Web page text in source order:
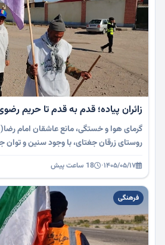
زائران پیاده؛ قدم به قدم تا حریم
گرمای هوا و خستگی، مانع عاشقان امام
روستای زرقان جغتای، با وجود سنین و
۱۴۰۵/۰۵/۱۷· 18 ساعت پیش
فرهنگی